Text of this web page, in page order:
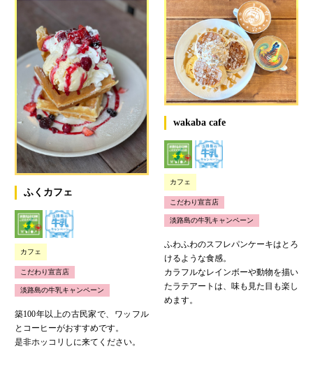
ふくカフェ
カフェ
こだわり宣言店
淡路島の牛乳キャンペーン
築100年以上の古民家で、ワッフル
とコーヒーがおすすめです。
是非ホッコリしに来てください。
wakaba cafe
カフェ
こだわり宣言店
淡路島の牛乳キャンペーン
ふわふわのスフレパンケーキはとろ
けるような食感。
カラフルなレインボーや動物を描い
たラテアートは、味も見た目も楽し
めます。